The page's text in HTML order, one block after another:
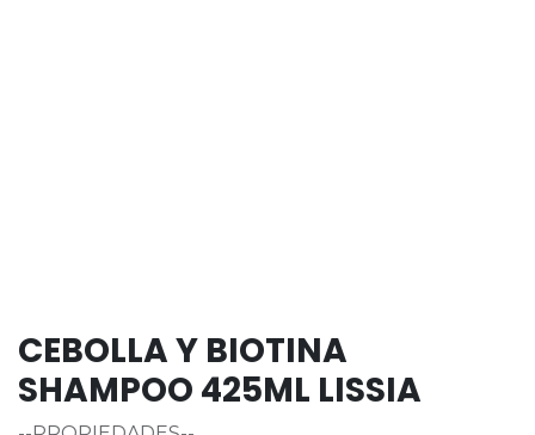
CEBOLLA Y BIOTINA
SHAMPOO 425ML LISSIA